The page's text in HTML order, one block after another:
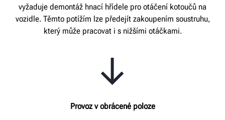
vyžaduje demontáž hnací hřídele pro otáčení kotoučů na
vozidle. Těmto potížím lze předejít zakoupením soustruhu,
který může pracovat i s nižšími otáčkami.
Provoz v obrácené poloze